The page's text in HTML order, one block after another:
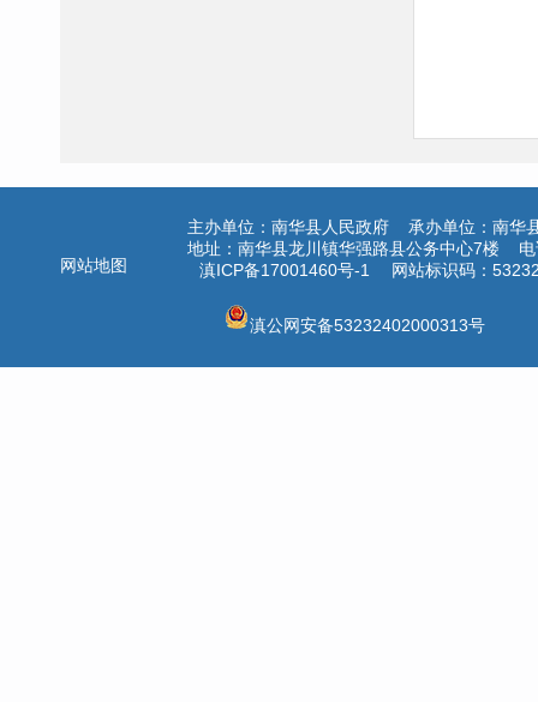
网站地图
主办单位：南华县人民政府 承办单位：南华
地址：南华县龙川镇华强路县公务中心7楼
滇ICP备17001460号-1
网站标识码：
滇公网安备53232402000313号